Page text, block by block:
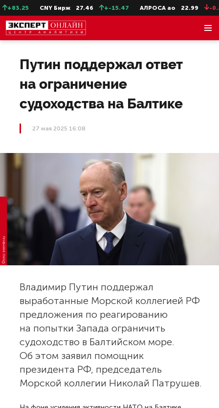
CNY Бирж 27.46 +-15.47 АЛРОСА ао 22.99 -0.25
Путин поддержал ответ
на ограничение
судоходства на Балтике
27 мая 2025 16:08
Фото: kremlin.ru
Владимир Путин поддержал
выработанные Морской коллегией РФ
предложения по реагированию
на попытки Запада ограничить
судоходство в Балтийском море.
Об этом заявил помощник
президента РФ, председатель
Морской коллегии Николай Патрушев.